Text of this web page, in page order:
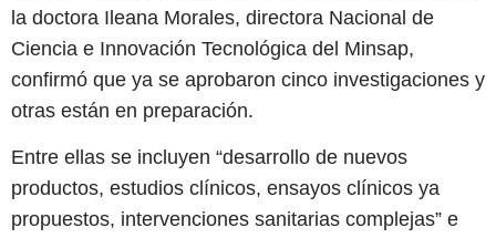
la doctora Ileana Morales, directora Nacional de
Ciencia e Innovación Tecnológica del Minsap,
confirmó que ya se aprobaron cinco investigaciones y
otras están en preparación.
Entre ellas se incluyen “desarrollo de nuevos
productos, estudios clínicos, ensayos clínicos ya
propuestos, intervenciones sanitarias complejas” e